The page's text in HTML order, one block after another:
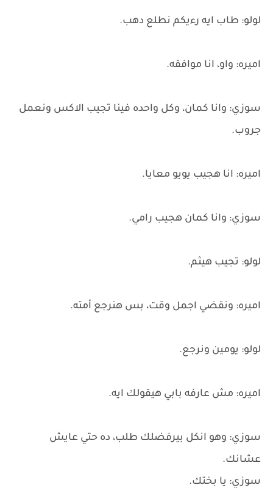
لولو: طاب ايه رءيكم نطلع دهب.
اميره: واو، انا موافقه.
سوزي: وانا كمان، وكل واحده فينا تجيب الاكس ونعمل
جروب.
اميره: انا هجيب يويو معايا.
سوزي: وانا كمان هجيب رامي.
لولو: تجيب هيثم.
اميره: ونقضي اجمل وقت، بس هنرجع أمته.
لولو: يومين ونرجع.
اميره: مش عارفه بابي هيقولك ايه.
سوزي: وهو انكل بيرفضلك طلب، ده حتي عايش
عشانك.
سوزي: يا بختك.